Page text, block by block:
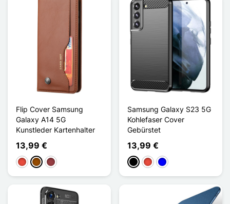
Flip Cover Samsung
Galaxy A14 5G
Kunstleder Kartenhalter
13,99 €
Rot BraunDunkelrot
Samsung Galaxy S23 5G
Kohlefaser Cover
Gebürstet
13,99 €
Schwarz
Rot Blau